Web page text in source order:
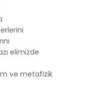
elimizde
ve metafizik